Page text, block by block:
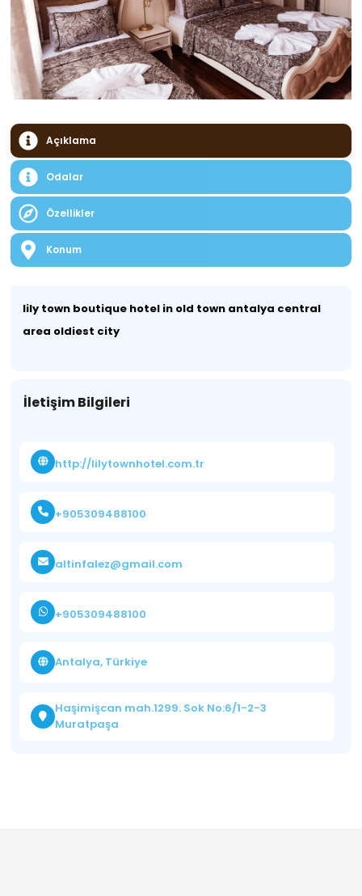
Açıklama
Odalar
Özellikler
Konum
lily town boutique hotel in old town antalya central
area oldiest city
İletişim Bilgileri
http://lilytownhotel.com.tr
+905309488100
altinfalez@gmail.com
+905309488100
Antalya, Türkiye
Haşimişcan mah.1299. Sok No:6/1-2-3
Muratpaşa